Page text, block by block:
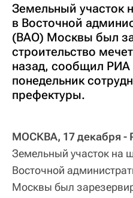
Земельный участок
в Восточной
(ВАО) Москвы был
строительство
назад, сообщил РИА
понедельник
префектуры.
МОСКВА, 17 декабря -
Земельный участок на
Восточной
Москвы был